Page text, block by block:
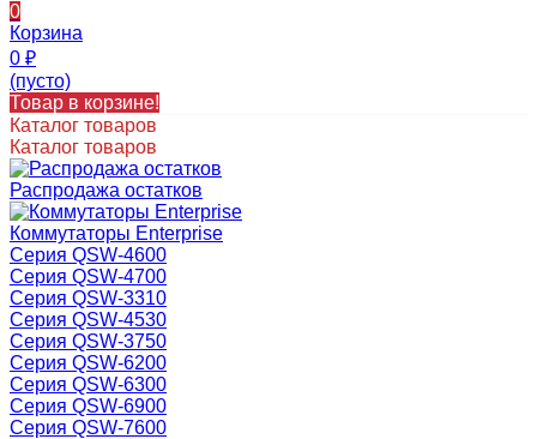
0
Корзина
0 ₽
(пусто)
Товар в корзине!
Каталог товаров
Каталог товаров
Распродажа остатков
Коммутаторы Enterprise
Серия QSW-4600
Серия QSW-4700
Серия QSW-3310
Серия QSW-4530
Серия QSW-3750
Серия QSW-6200
Серия QSW-6300
Серия QSW-6900
Серия QSW-7600